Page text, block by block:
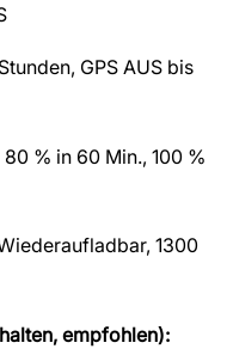
GPS AUS bis
% in 60 Min., 100 %
1300
empfohlen):